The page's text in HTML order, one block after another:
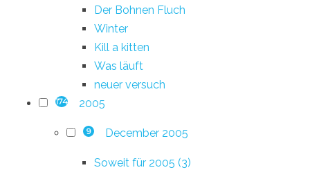
Der Bohnen Fluch
Winter
Kill a kitten
Was läuft
neuer versuch
174 2005
9 December 2005
Soweit für 2005 (3)